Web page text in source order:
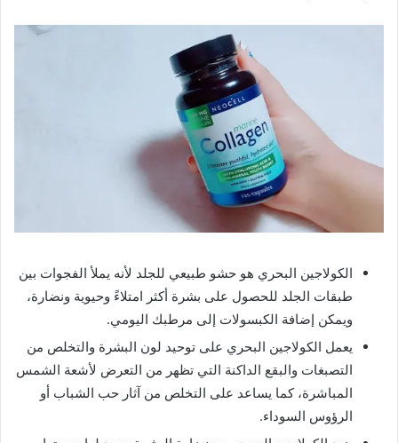
الكولاجين البحري هو حشو طبيعي للجلد لأنه يملأ الفجوات بين
طبقات الجلد للحصول على بشرة أكثر امتلاءً وحيوية ونضارة،
ويمكن إضافة الكبسولات إلى مرطبك اليومي.
يعمل الكولاجين البحري على توحيد لون البشرة والتخلص من
التصبغات والبقع الداكنة التي تظهر من التعرض لأشعة الشمس
المباشرة، كما يساعد على التخلص من آثار حب الشباب أو
الرؤوس السوداء.